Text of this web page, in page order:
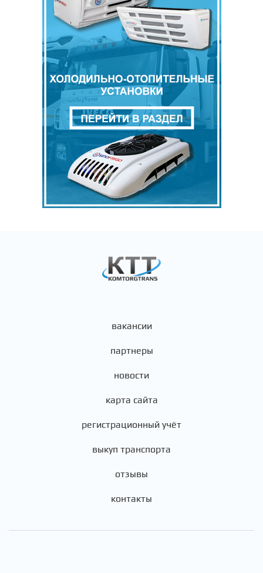
вакансии
партнеры
новости
карта сайта
регистрационный учёт
выкуп транспорта
отзывы
контакты